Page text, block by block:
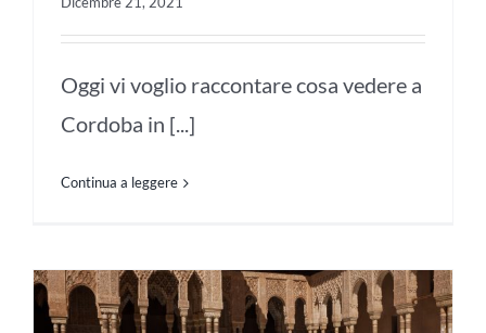
Oggi vi voglio raccontare cosa vedere a
Cordoba in [...]
Continua a leggere